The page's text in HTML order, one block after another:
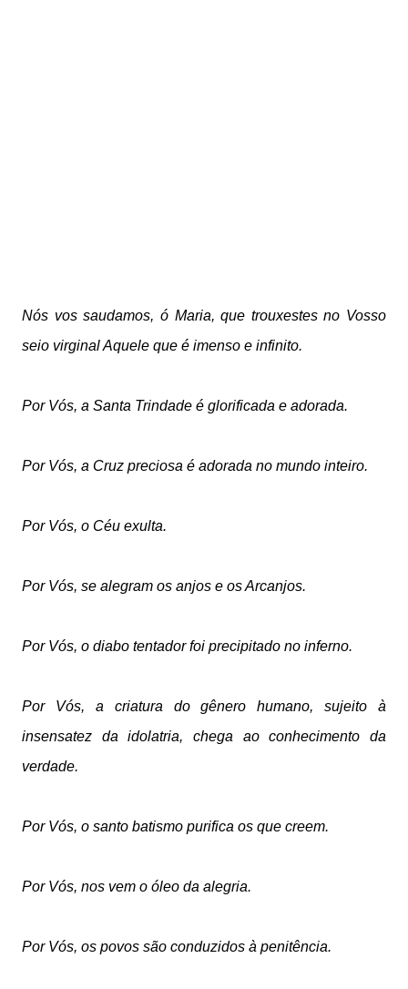
Nós vos saudamos, ó Maria, que trouxestesno Vosso
seio virginal Aquele que é imenso e infinito.
Por Vós, a Santa Trindade é glorificada e adorada.
Por Vós, a Cruz preciosa é adorada no mundo inteiro.
Por Vós, o Céu exulta.
Por Vós, se alegram os anjos e os Arcanjos.
Por Vós, o diabo tentador foi precipitado no inferno.
Por Vós, a criatura do gênero humano, sujeito à
insensatez da idolatria, chega ao conhecimento da
verdade.
Por Vós, o santo batismo purifica os que creem.
Por Vós, nos vem o óleo da alegria.
Por Vós, os povos são conduzidos à penitência.